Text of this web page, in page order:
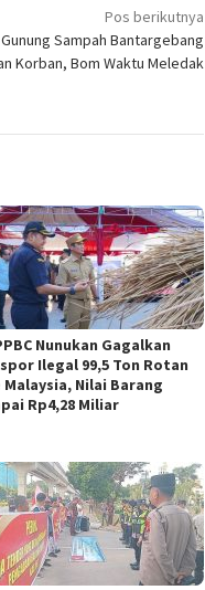
Pos berikutnya
Sampah Bantargebang
Korban, Bom Waktu Meledak
Nunukan Gagalkan
Ilegal 99,5 Ton Rotan
Malaysia, Nilai Barang
Rp4,28 Miliar